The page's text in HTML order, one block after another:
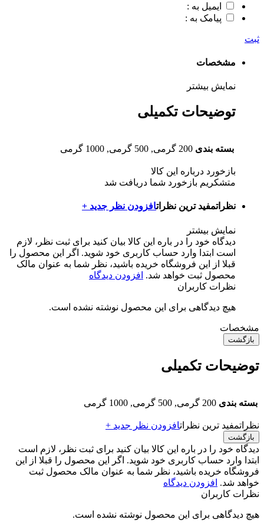
ایمیل به :
پیامک به :
ثبت
مشخصات
نمایش بیشتر
توضیحات تکمیلی
بسته بندی 200 گرمی, 500 گرمی, 1000 گرمی
بازخورد درباره این کالا
متشکریم بازخورد شما دریافت شد
نظراتمفید ترین نظراتافزودن نظر جدید +
نمایش بیشتر
دیدگاه خود را در باره این کالا بیان کنید برای ثبت نظر، لازم
است ابتدا وارد حساب کاربری خود شوید. اگر این محصول را
قبلا از این فروشگاه خریده باشید، نظر شما به عنوان مالک
محصول ثبت خواهد شد. افزودن دیدگاه
نظرات کاربران
هیچ دیدگاهی برای این محصول نوشته نشده است.
مشخصات
بازگشت
توضیحات تکمیلی
بسته بندی 200 گرمی, 500 گرمی, 1000 گرمی
نظراتمفید ترین نظراتافزودن نظر جدید +
بازگشت
دیدگاه خود را در باره این کالا بیان کنید برای ثبت نظر، لازم است
ابتدا وارد حساب کاربری خود شوید. اگر این محصول را قبلا از این
فروشگاه خریده باشید، نظر شما به عنوان مالک محصول ثبت
خواهد شد. افزودن دیدگاه
نظرات کاربران
هیچ دیدگاهی برای این محصول نوشته نشده است.